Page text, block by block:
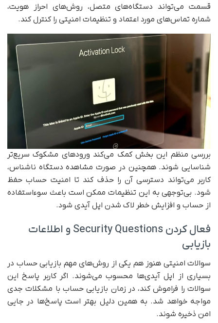
قسمت می‌تواند دستگاه‌های متصل، روش‌های احراز هویت،
شماره تماس‌های مورد اعتماد و تنظیمات امنیتی را کنترل کند.
بررسی منظم این بخش کمک می‌کند ورودهای مشکوک سریع‌تر
شناسایی شوند. همچنین در صورت مشاهده دستگاه ناشناس،
کاربر می‌تواند دسترسی آن را حذف کند تا امنیت حساب حفظ
شود. بی‌توجهی به این تنظیمات ممکن است باعث سوءاستفاده
از حساب و افزایش خطر لاک شدن اپل آیدی شود.
فعال کردن Security Questions و اطلاعات
بازیابی
سوالات امنیتی هنوز هم یکی از روش‌های مهم بازیابی حساب در
بسیاری از اپل آیدی‌ها محسوب می‌شوند. اگر کاربر پاسخ این
سوالات را فراموش کند، در زمان بازیابی حساب با مشکلات جدی
مواجه خواهد شد. به همین دلیل بهتر است پاسخ‌ها در جایی
امن ذخیره شوند.